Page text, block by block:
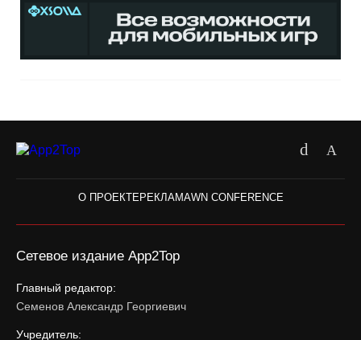
О ПРОЕКТЕРЕКЛАМАWN CONFERENCE
Сетевое издание App2Top
Главный редактор:
Семенов Александр Георгиевич
Учредитель: